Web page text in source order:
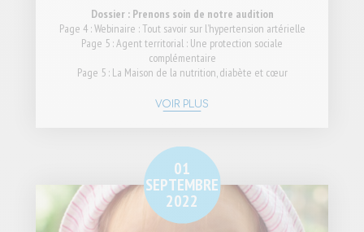
Dossier : Prenons soin de notre audition
Page 4 : Webinaire : Tout savoir sur l’hypertension artérielle
Page 5 : Agent territorial : Une protection sociale
complémentaire
Page 5 : La Maison de la nutrition, diabète et cœur
VOIR PLUS
01
SEPTEMBRE
2022